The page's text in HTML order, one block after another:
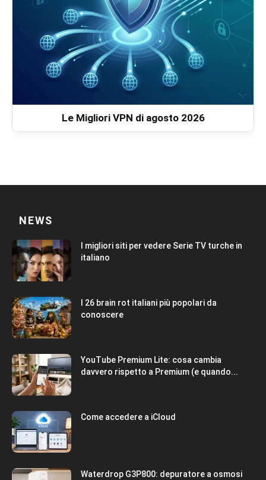
Le Migliori VPN di agosto 2026
NEWS
I migliori siti per vedere Serie TV turche in
italiano
I 26 brain rot italiani più popolari da
conoscere
YouTube Premium Lite: cosa cambia
davvero rispetto a Premium (e quando...
Come accedere a iCloud
Waterdrop G3P800: depuratore a osmosi